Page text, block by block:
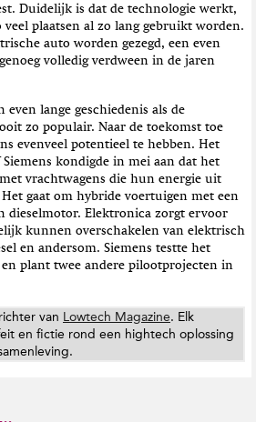
Duidelijk is dat de technologie werkt,
veel plaatsen al zo lang gebruikt worden.
auto worden gezegd, een even
volledig verdween in de jaren
lange geschiedenis als de
zo populair. Naar de toekomst toe
evenveel potentieel te hebben. Het
kondigde in mei aan dat het
vrachtwagens die hun energie uit
gaat om hybride voertuigen met een
dieselmotor. Elektronica zorgt ervoor
kunnen overschakelen van elektrisch
en andersom. Siemens testte het
plant twee andere pilootprojecten in
van Lowtech Magazine. Elk
en fictie rond een hightech oplossing